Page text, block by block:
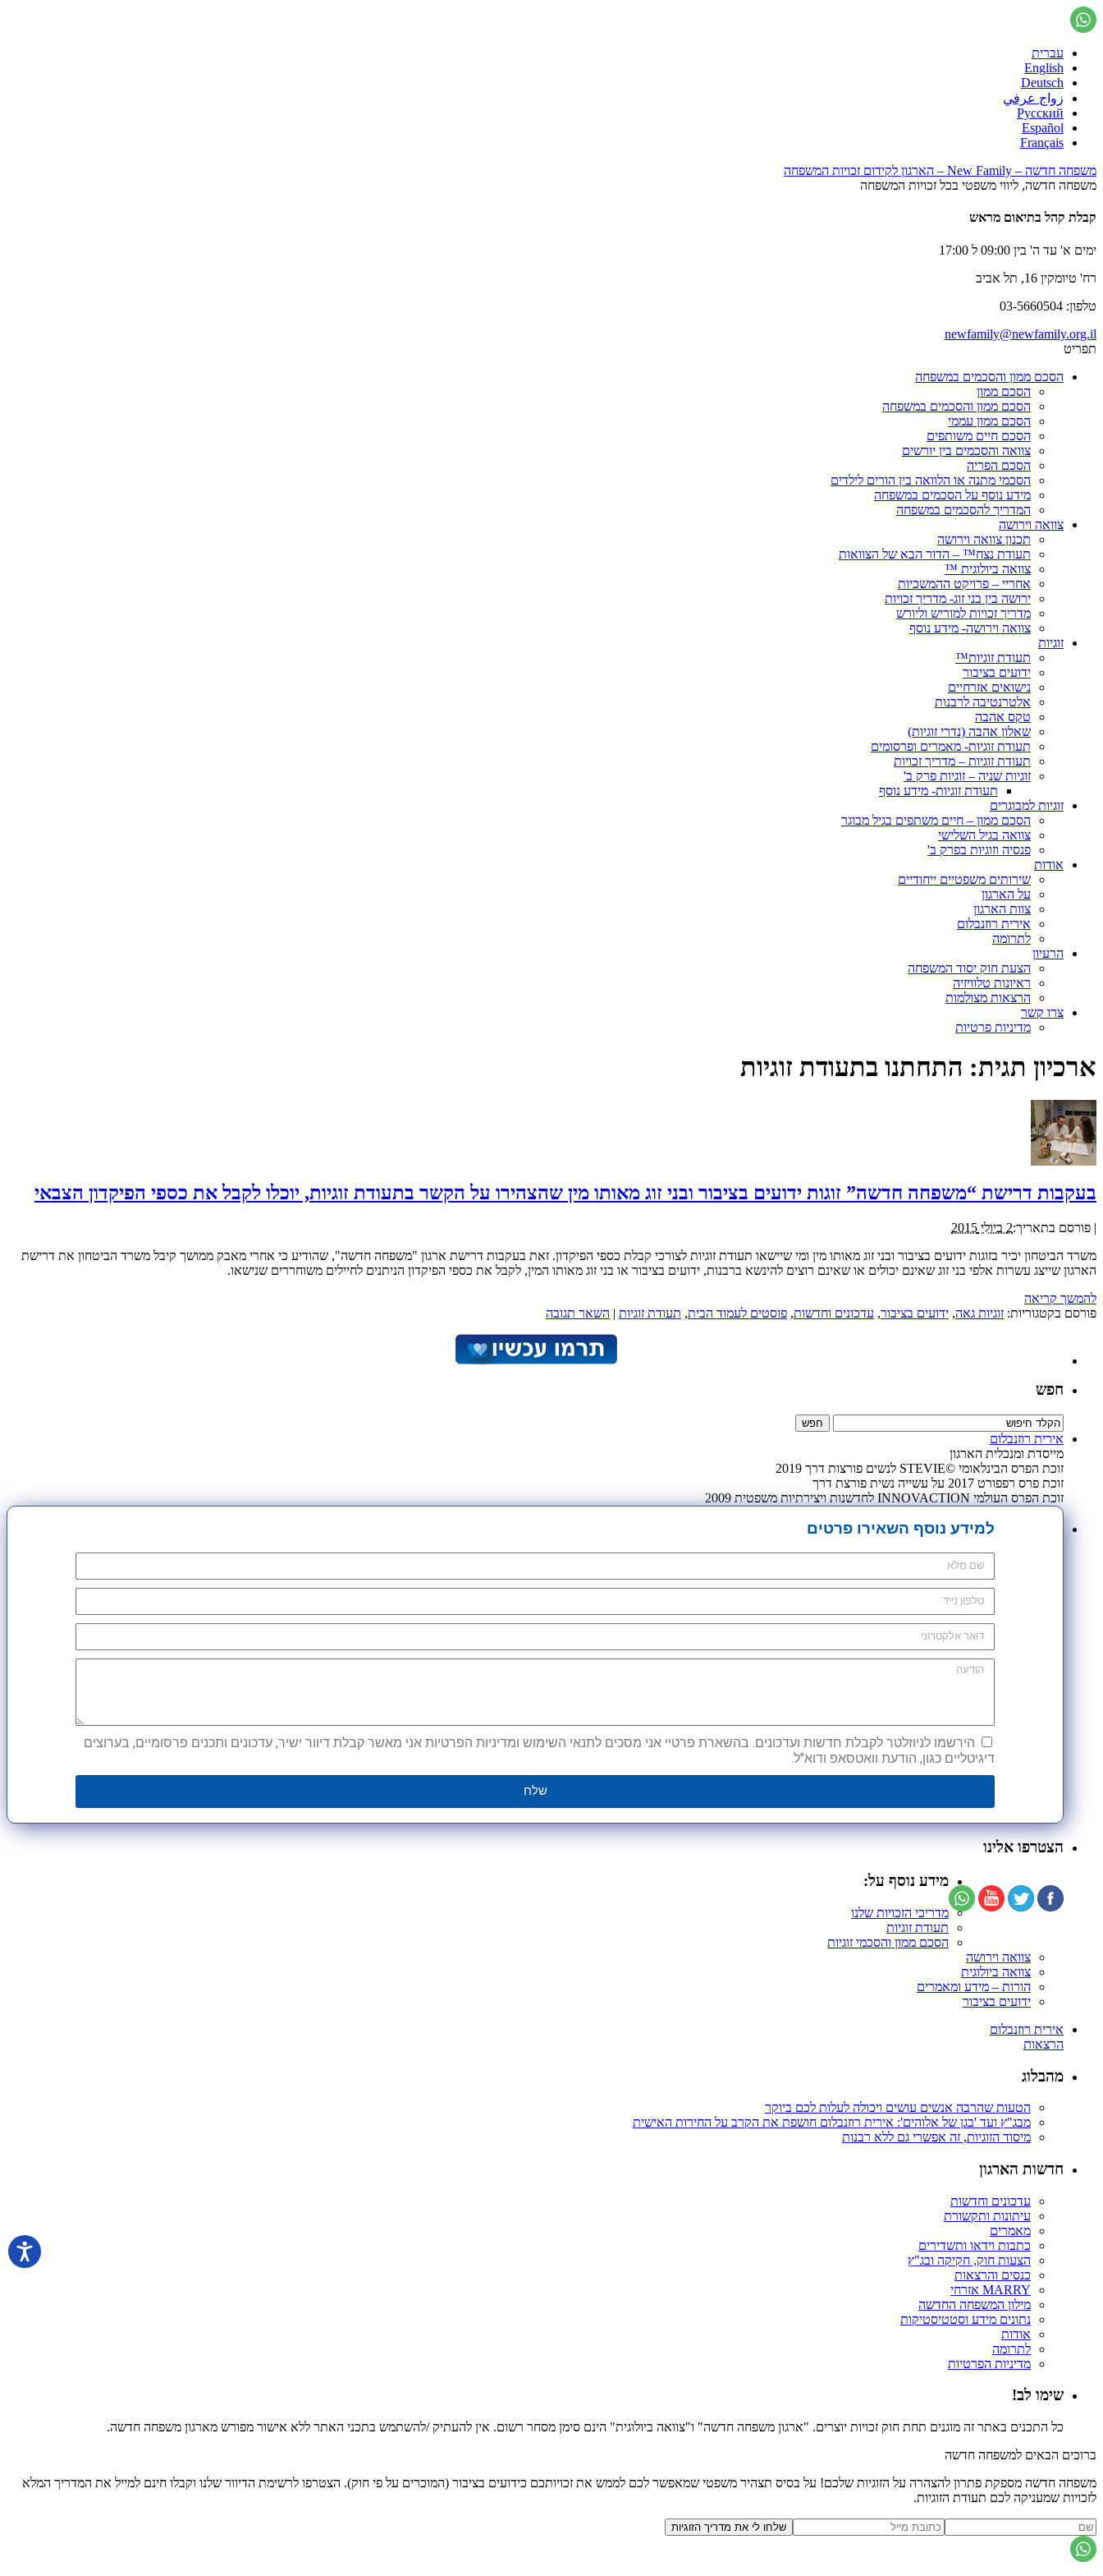
עברית
English
Deutsch
زواج عرفي
Русский
Español
Français
משפחה חדשה – New Family – הארגון לקידום זכויות המשפחה
משפחה חדשה, ליווי משפטי בכל זכויות המשפחה
קבלת קהל בתיאום מראש
ימים א' עד ה' בין 09:00 ל 17:00
רח' טיומקין 16, תל אביב
טלפון: 03-5660504
newfamily@newfamily.org.il
תפריט
הסכם ממון והסכמים במשפחה
הסכם ממון
הסכם ממון והסכמים במשפחה
הסכם ממון עממי
הסכם חיים משותפים
צוואה והסכמים בין יורשים
הסכם הפריה
הסכמי מתנה או הלוואה בין הורים לילדים
מידע נוסף על הסכמים במשפחה
המדריך להסכמים במשפחה
צוואה וירושה
תכנון צוואה וירושה
תעודת נצח™ – הדור הבא של הצוואות
צוואה ביולוגית ™
אחריי – פרויקט ההמשכיות
ירושה בין בני זוג- מדריך זכויות
מדריך זכויות למוריש וליורש
צוואה וירושה- מידע נוסף
זוגיות
תעודת זוגיות™
ידועים בציבור
נישואים אזרחיים
אלטרנטיבה לרבנות
טקס אהבה
שאלון אהבה (נדרי זוגיות)
תעודת זוגיות- מאמרים ופרסומים
תעודת זוגיות – מדריך זכויות
זוגיות שניה – זוגיות פרק ב'
תעודת זוגיות- מידע נוסף
זוגיות למבוגרים
הסכם ממון – חיים משתפים בגיל מבוגר
צוואה בגיל השלישי
פנסיה וזוגיות בפרק ב'
אודות
שירותים משפטיים ייחודיים
על הארגון
צוות הארגון
אירית רוזנבלום
לתרומה
הרעיון
הצעת חוק יסוד המשפחה
ראיונות טלוויזיה
הרצאות מצולמות
צרו קשר
מדיניות פרטיות
ארכיון תגית: התחתנו בתעודת זוגיות
בעקבות דרישת “משפחה חדשה” זוגות ידועים בציבור ובני זוג מאותו מין שהצהירו על הקשר בתעודת זוגיות, יוכלו לקבל את כספי הפיקדון הצבאי
| פורסם בתאריך:2 ביולי 2015
משרד הביטחון יכיר בזוגות ידועים בציבור ובני זוג מאותו מין ומי שיישאו תעודת זוגיות לצורכי קבלת כספי הפיקדון. זאת בעקבות דרישת ארגון "משפחה חדשה", שהודיע כי אחרי מאבק ממושך קיבל משרד הביטחון את דרישת
הארגון שייצג עשרות אלפי בני זוג שאינם יכולים או שאינם רוצים להינשא ברבנות, ידועים בציבור או בני זוג מאותו המין, לקבל את כספי הפיקדון הניתנים לחיילים משוחררים שנישאו.
להמשך קריאה
פורסם בקטגוריות: זוגיות גאה, ידועים בציבור, עדכונים וחדשות, פוסטים לעמוד הבית, תעודת זוגיות | השאר תגובה
חפש
אירית רוזנבלום
מייסדת ומנכלית הארגון
זוכת הפרס הבינלאומי ©STEVIE לנשים פורצות דרך 2019
זוכת פרס רפפורט 2017 על עשייה נשית פורצת דרך
זוכת הפרס העולמי INNOVACTION לחדשנות ויצירתיות משפטית 2009
למידע נוסף השאירו פרטים
הירשמו לניוזלטר לקבלת חדשות ועדכונים. בהשארת פרטיי אני מסכים לתנאי השימוש ומדיניות הפרטיות אני מאשר קבלת דיוור ישיר, עדכונים ותכנים פרסומיים, בערוצים
דיגיטליים כגון, הודעת וואטסאפ ודוא"ל.
שלח
הצטרפו אלינו
מידע נוסף על:
מדריכי הזכויות שלנו
תעודת זוגיות
הסכם ממון והסכמי זוגיות
צוואה וירושה
צוואה ביולוגית
הורות – מידע ומאמרים
ידועים בציבור
אירית רוזנבלום
הרצאות
מהבלוג
הטעות שהרבה אנשים עושים ויכולה לעלות לכם ביוקר
מבג"ץ ועד 'בגן של אלוהים': אירית רוזנבלום חושפת את הקרב על החירות האישית
מיסוד הזוגיות, זה אפשרי גם ללא רבנות
חדשות הארגון
עדכונים וחדשות
עיתונות ותקשורת
מאמרים
כתבות וידאו ותשדירים
הצעות חוק, חקיקה ובג"ץ
כנסים והרצאות
MARRY אזרחי
מילון המשפחה החדשה
נתונים מידע וסטטיסטיקות
אודות
לתרומה
מדיניות הפרטיות
שימו לב!
כל התכנים באתר זה מוגנים תחת חוק זכויות יוצרים. "ארגון משפחה חדשה" ו"צוואה ביולוגית" הינם סימן מסחר רשום. אין להעתיק /להשתמש בתכני האתר ללא אישור מפורש מארגון משפחה חדשה.
ברוכים הבאים למשפחה חדשה
משפחה חדשה מספקת פתרון להצהרה על הזוגיות שלכם! על בסיס תצהיר משפטי שמאפשר לכם לממש את זכויותכם כידועים בציבור (המוכרים על פי חוק). הצטרפו לרשימת הדיוור שלנו וקבלו חינם למייל את המדריך המלא
לזכויות שמעניקה לכם תעודת הזוגיות.